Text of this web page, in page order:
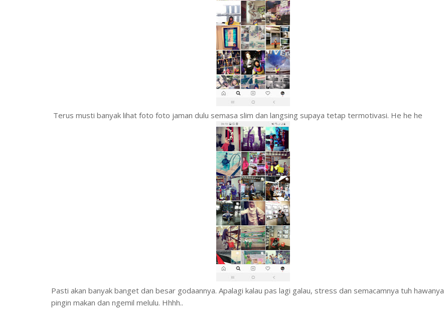
Terus musti banyak lihat foto foto jaman dulu semasa slim dan langsing supaya tetap termotivasi. He he he
Pasti akan banyak banget dan besar godaannya. Apalagi kalau pas lagi galau, stress dan semacamnya tuh hawanya
pingin makan dan ngemil melulu. Hhhh..